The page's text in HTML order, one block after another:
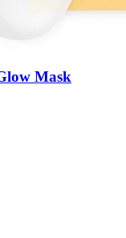
Mask